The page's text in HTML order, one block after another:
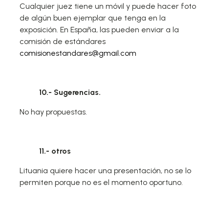
Cualquier juez tiene un móvil y puede hacer foto
de algún buen ejemplar que tenga en la
exposición. En España, las pueden enviar a la
comisión de estándares
comisionestandares@gmail.com
10.- Sugerencias.
No hay propuestas.
11.- otros
Lituania quiere hacer una presentación, no se lo
permiten porque no es el momento oportuno.